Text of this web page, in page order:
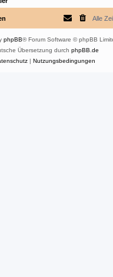
Alle
phpBB® Forum Software © phpBB
Übersetzung durch phpBB.de
| Nutzungsbedingungen